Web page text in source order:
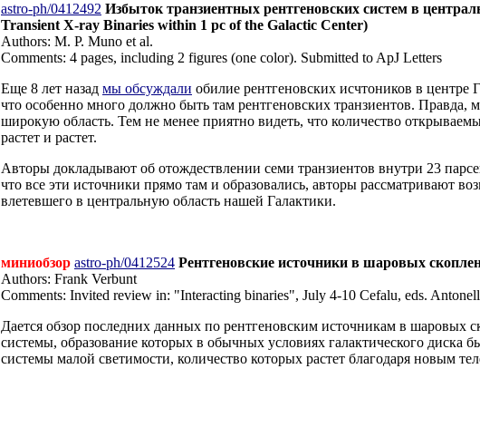
astro-ph/0412492 Избыток транзиентных рентгеновских систем в
Transient X-ray Binaries within 1 pc of the Galactic Center)
Authors: M. P. Muno et al.
Comments: 4 pages, including 2 figures (one color). Submitted to ApJ Letters
Еще 8 лет назад мы обсуждали обилие рентгеновских исчтоников в центре
что особенно много должно быть там рентгеновских транзиентов. Правда,
широкую область. Тем не менее приятно видеть, что количество
растет и растет.
Авторы докладывают об отождествлении семи транзиентов внутри 23
что все эти источники прямо там и образовались, авторы рассматривают
влетевшего в центральную область нашей Галактики.
миниобзор astro-ph/0412524 Рентгеновские источники в шаровых
Authors: Frank Verbunt
Comments: Invited review in: "Interacting binaries", July 4-10 Cefalu, eds.
Дается обзор последних данных по рентгеновским источникам в шаровых
системы, образование которых в обычных условиях галактического диска
системы малой светимости, количество которых растет благодаря новым